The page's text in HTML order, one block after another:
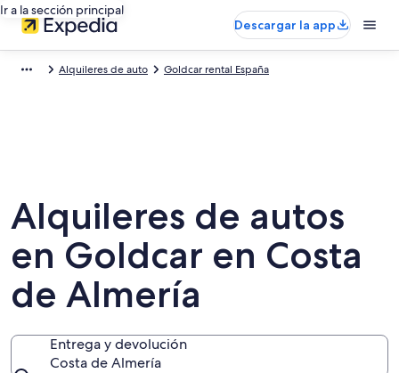
Ir a la sección principal
Descargar la app
Alquileres de auto Goldcar rental España
Alquileres de autos
en Goldcar en Costa
de Almería
Entrega y devolución
Costa de Almería